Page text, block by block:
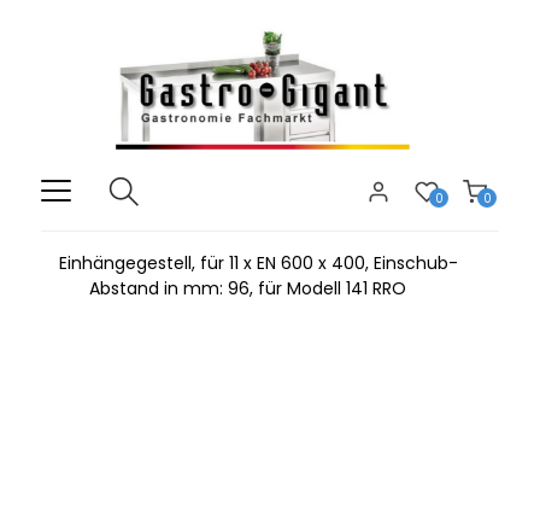
0
0
Einhängegestell, für 11 x EN 600 x 400, Einschub-
Abstand in mm: 96, für Modell 141 RRO